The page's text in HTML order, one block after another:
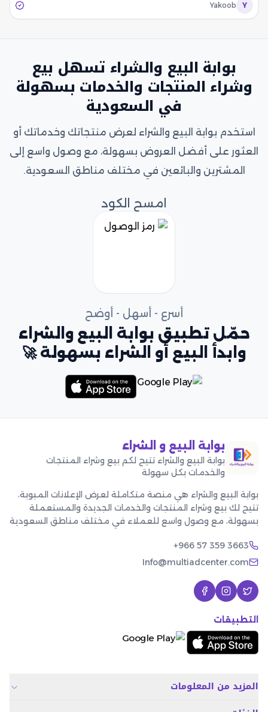
Y
Yakoob
بوابة البيع والشراء تسهل بيع
وشراء المنتجات والخدمات بسهولة
في السعودية
استخدم بوابة البيع والشراء لعرض منتجاتك وخدماتك أو
العثور على أفضل العروض بسهولة، مع وصول واسع إلى
المشترين والبائعين في مختلف مناطق السعودية.
امسح الكود
أسرع - أسهل - أوضح
حمّل تطبيق بوابة البيع والشراء
وابدأ البيع أو الشراء بسهولة 🚀
بوابة البيع و الشراء
بوابة البيع والشراء تتيح لكم بيع وشراء المنتجات
والخدمات بكل سهولة
بوابة البيع والشراء هي منصة متكاملة لعرض الإعلانات المبوبة،
تتيح لك بيع وشراء المنتجات والخدمات الجديدة والمستعملة
بسهولة، مع وصول واسع للعملاء في مختلف مناطق السعودية
+966 57 359 3663
Info@multiadcenter.com
التطبيقات
المزيد من المعلومات